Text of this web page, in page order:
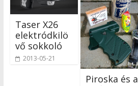
Taser X26
elektródkilö
vő sokkoló
2013-05-21
Piroska és a